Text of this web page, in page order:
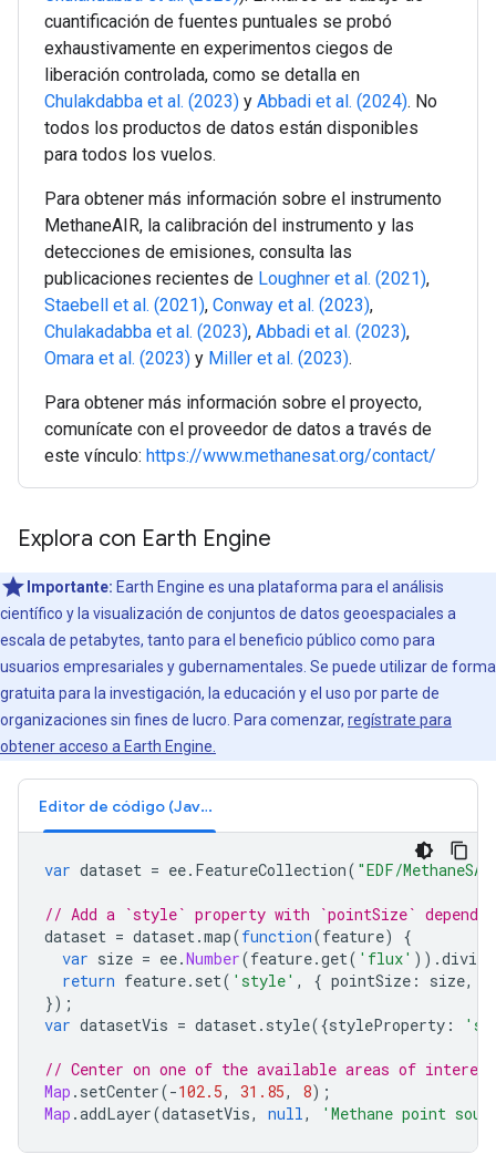
cuantificación de fuentes puntuales se probó
exhaustivamente en experimentos ciegos de
liberación controlada, como se detalla en
Chulakdabba et al. (2023) y Abbadi et al. (2024). No
todos los productos de datos están disponibles
para todos los vuelos.
Para obtener más información sobre el instrumento
MethaneAIR, la calibración del instrumento y las
detecciones de emisiones, consulta las
publicaciones recientes de Loughner et al. (2021),
Staebell et al. (2021), Conway et al. (2023),
Chulakadabba et al. (2023), Abbadi et al. (2023),
Omara et al. (2023) y Miller et al. (2023).
Para obtener más información sobre el proyecto,
comunícate con el proveedor de datos a través de
este vínculo: https://www.methanesat.org/contact/
Explora con Earth Engine
Importante: Earth Engine es una plataforma para el análisis
científico y la visualización de conjuntos de datos geoespaciales a
escala de petabytes, tanto para el beneficio público como para
usuarios empresariales y gubernamentales. Se puede utilizar de forma
gratuita para la investigación, la educación y el uso por parte de
organizaciones sin fines de lucro. Para comenzar, regístrate para
obtener acceso a Earth Engine.
Editor de código (JavaScript)
var dataset = ee. FeatureCollection( "EDF/
// Add a `style` property with `pointSize`
dataset = dataset.map(function(feature)
{
var size = ee.Number(feature.get( 'flux' )).divide
return feature. set( 'style' , { pointSize : size,
});
var datasetVis = dataset. style({styleProperty :
// Center on one of the available areas of
Map . setCenter(-102.5, 31.85, 8);
Map .addLayer(datasetVis, null, 'Methane point